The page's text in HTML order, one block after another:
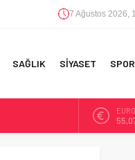
7 Ağustos 2026,
SAĞLIK SİYASET SPOR
ALTIN